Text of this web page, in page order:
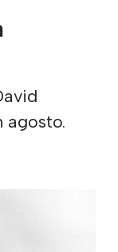
agosto.